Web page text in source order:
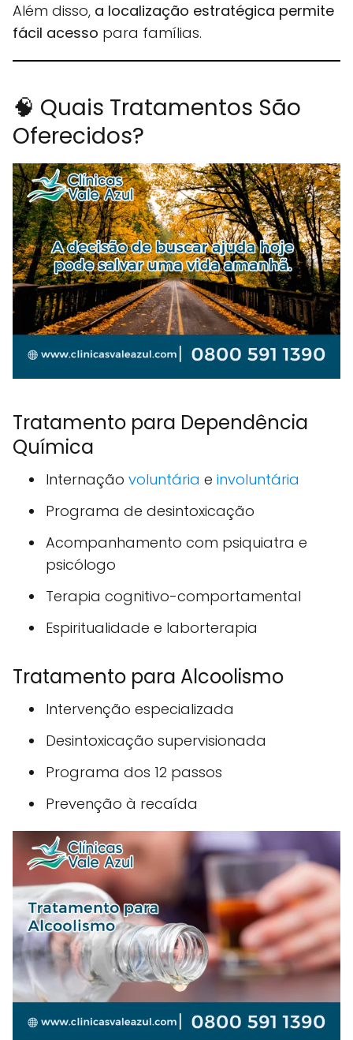
Além disso, a localização estratégica permite
fácil acesso para famílias.
🧠 Quais Tratamentos São
Oferecidos?
Tratamento para Dependência
Química
Internação voluntária e involuntária
Programa de desintoxicação
Acompanhamento com psiquiatra e
psicólogo
Terapia cognitivo-comportamental
Espiritualidade e laborterapia
Tratamento para Alcoolismo
Intervenção especializada
Desintoxicação supervisionada
Programa dos 12 passos
Prevenção à recaída